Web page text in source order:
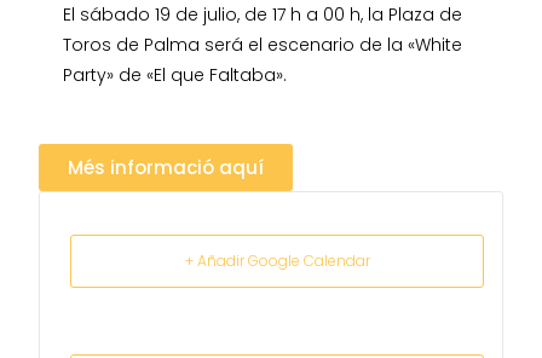
El sábado 19 de julio, de 17 h a 00 h, la Plaza de
Toros de Palma será el escenario de la «White
Party» de «El que Faltaba».
Més informació aquí
+ Añadir Google Calendar